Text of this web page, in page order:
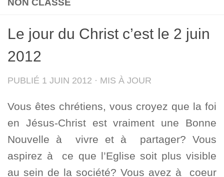
NON CLASSÉ
Le jour du Christ c’est le 2 juin
2012
PUBLIÉ 1 JUIN 2012 · MIS À JOUR
Vous êtes chrétiens, vous croyez que la foi
en Jésus-Christ est vraiment une Bonne
Nouvelle à vivre et à partager? Vous
aspirez à ce que l’Eglise soit plus visible
au sein de la société? Vous avez à coeur